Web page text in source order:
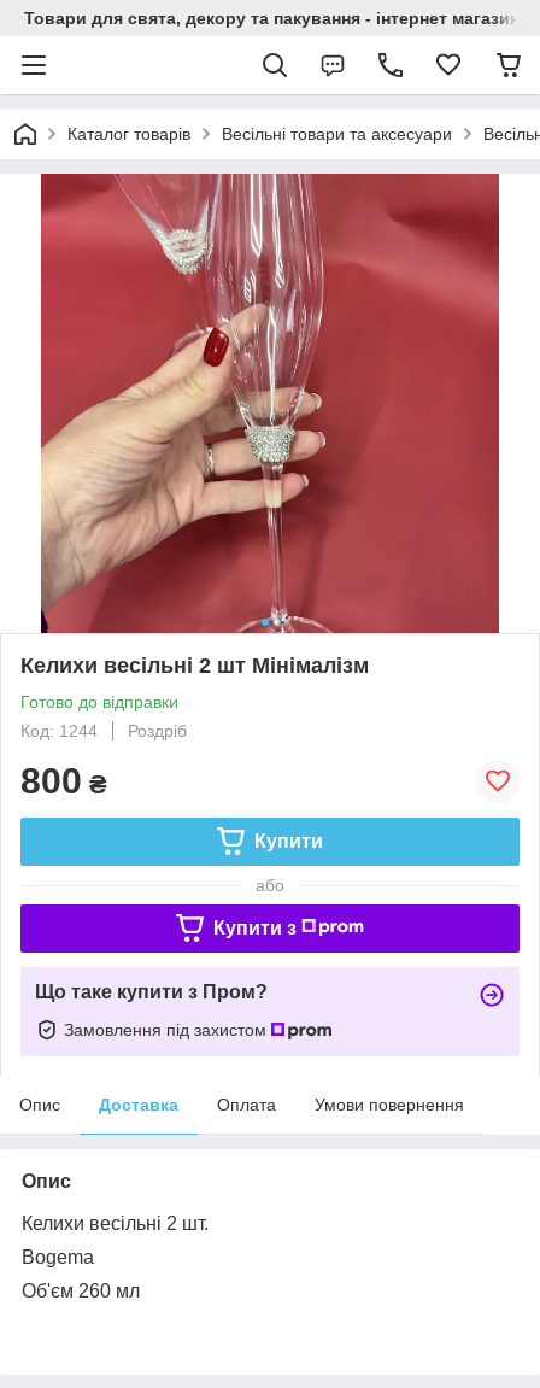
Товари для свята, декору та пакування - інтернет магазин
Каталог товарів Весільні товари та аксесуари
Келихи весільні 2 шт Мінімалізм
Готово до відправки
Код: 1244
Роздріб
800 ₴
Купити
або
Купити з
Що таке купити з Пром?
Замовлення під захистом
Опис Доставка Оплата Умови повернення
Опис
Келихи весільні 2 шт.
Bogema
Об'єм 260 мл